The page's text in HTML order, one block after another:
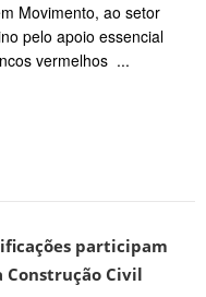
Movimento, ao setor
pelo apoio essencial
vermelhos ...
participam
Construção Civil